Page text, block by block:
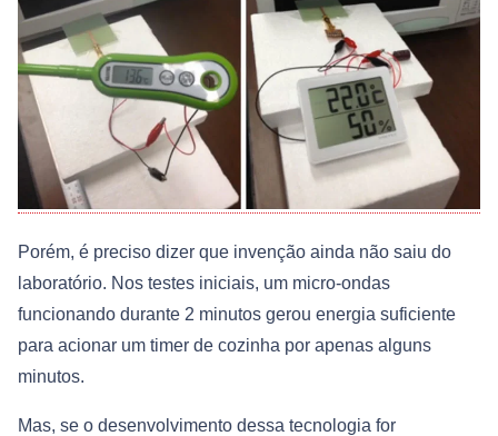
Porém, é preciso dizer que invenção ainda não saiu do
laboratório. Nos testes iniciais, um micro-ondas
funcionando durante 2 minutos gerou energia suficiente
para acionar um timer de cozinha por apenas alguns
minutos.
Mas, se o desenvolvimento dessa tecnologia for